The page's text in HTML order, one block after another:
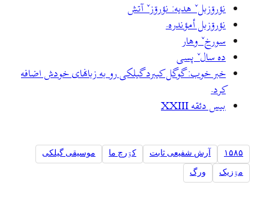
نؤرۊزبلˇ هديه: نؤرۊزˇ آتش
نؤرۊزبل أمؤندره.
سورخˇ وهار
ده سالˇ پسی
خبر خوب: گوگل کیبرد گیلکی رو به زبانهای خودش اضافه
کرد.
بيس دئقه XXIII
۱۵۸۵ آرش شفیعی ثابت کۊرچ ما موسیقی گیلکی
مۊزيک ورگ